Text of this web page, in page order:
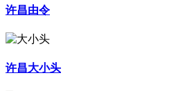
许昌由令
许昌大小头